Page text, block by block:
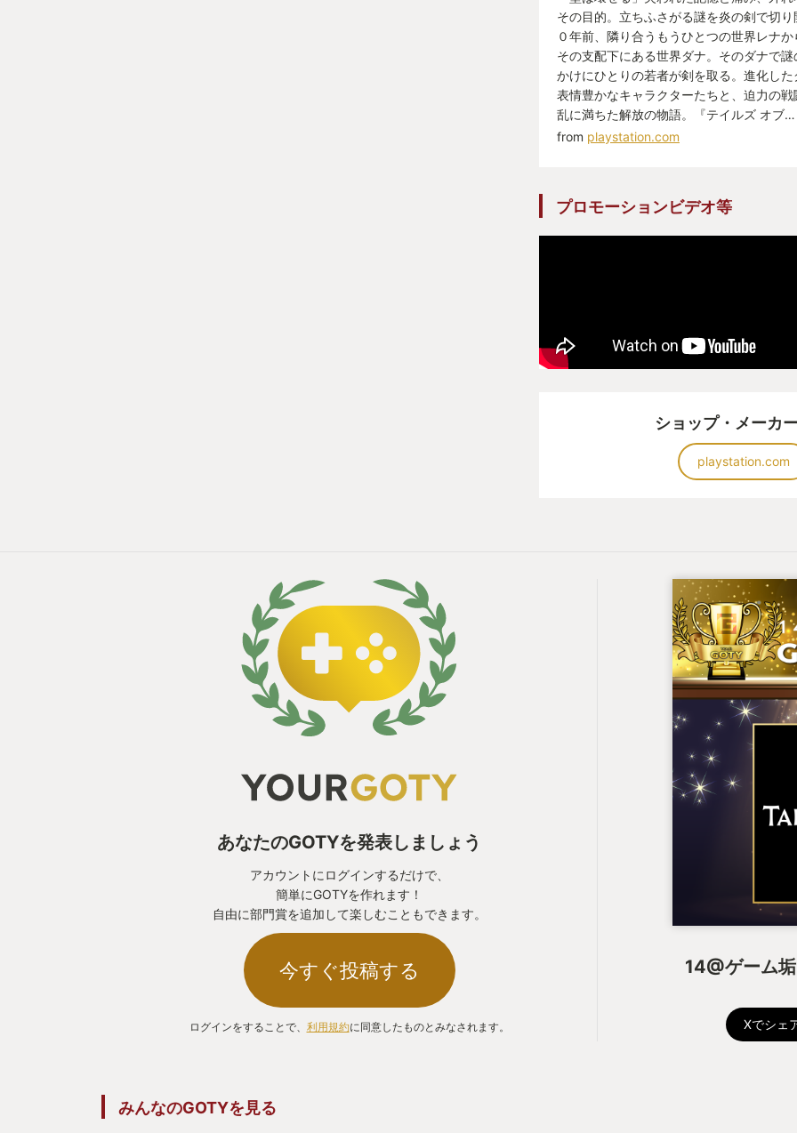
その目的。立ちふさがる謎を炎の剣で切
０年前、隣り合うもうひとつの世界レナ
その支配下にある世界ダナ。そのダナで
かけにひとりの若者が剣を取る。進化し
表情豊かなキャラクターたちと、迫力の
乱に満ちた解放の物語。『テイルズ オブ…
from playstation.com
プロモーションビデオ等
ショップ・メーカ
playstation.com
あなたのGOTYを発表しましょう
アカウントにログインするだけで、
簡単にGOTYを作れます！
自由に部門賞を追加して楽しむこともできます。
今すぐ投稿する
ログインをすることで、 利用規約に同意したものとみなされます。
14@ゲーム
Xでシェ
みんなのGOTYを見る